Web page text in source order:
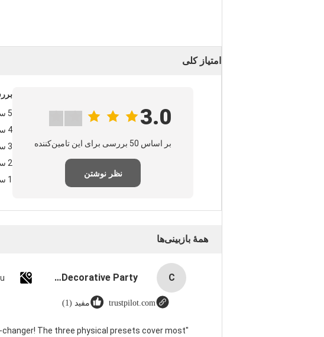
امتیاز کلی
3.0
بر اساس 50 بررسی برای این تامین‌کننده
نظر نوشتن
5 ستاره‌ها
4 ستاره‌ها
3 ستاره‌ها
2 ستاره‌ها
1 ستاره‌ها
همهٔ بازبینی‌ها
C
Custom Creative Goodie Christmas Kraft Paper Gift Bag with Your Own Logo for Xmas Decorative Party
trustpilot.com مفید (1)
changer! The three physical presets cover most